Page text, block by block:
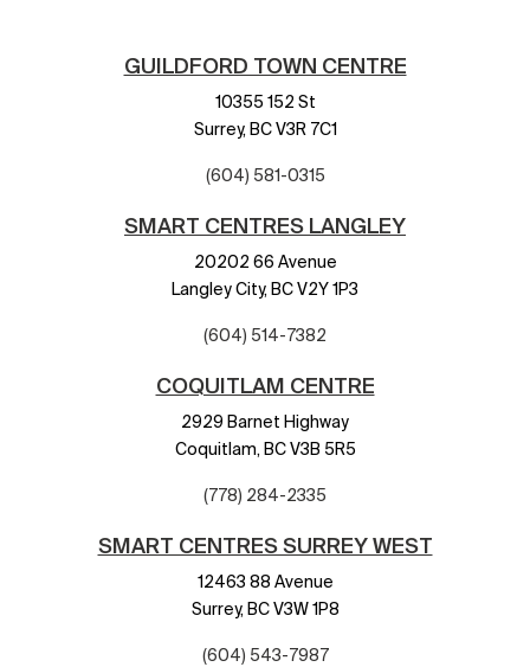
GUILDFORD TOWN CENTRE
10355 152 St
Surrey, BC V3R 7C1
(604) 581-0315
SMART CENTRES LANGLEY
20202 66 Avenue
Langley City, BCV2Y 1P3
(604) 514-7382
COQUITLAM CENTRE
2929 Barnet Highway
Coquitlam, BC V3B 5R5
(778) 284-2335
SMART CENTRES SURREY WEST
12463 88 Avenue
Surrey, BC V3W 1P8
(604) 543-7987